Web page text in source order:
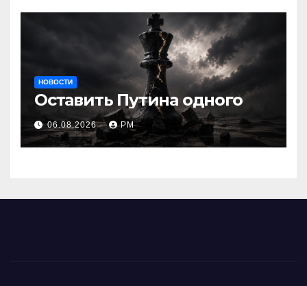
НОВОСТИ
Оставить Путина одного
06.08.2026 РМ